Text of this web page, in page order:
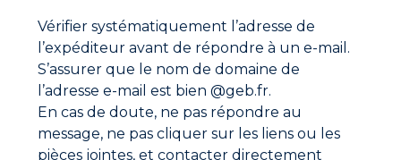
d’un pinceau.
Assembler les pièces à braser, puis chauffer le métal
jusqu’à fusion de la pâte.
Pour le brasage d’éléments de canalisation, ajouter
une goutte de BOBINE ETAIN/CUIVRE en fin de
brasage.
Après refroidissement, nettoyer le résidu avec un
Fiche technique
Fiche de données de sécurité
Fiche agrément eau potable
Vérifier systématiquement l’adresse de
l’expéditeur avant de répondre à un e-mail.
S’assurer que le nom de domaine de
l’adresse e-mail est bien @geb.fr.
En cas de doute, ne pas répondre au
message, ne pas cliquer sur les liens ou les
pièces jointes, et contacter directement